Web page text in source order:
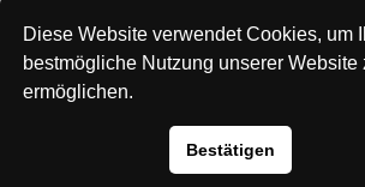
© 2026 Australian Shepherd -
Diese Website verwendet Cookies, um
bestmögliche Nutzung unserer Website
ermöglichen.
Bestätigen